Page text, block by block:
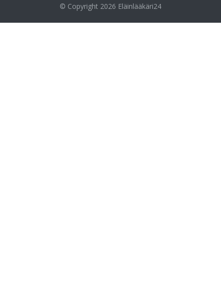
© Copyright 2026 Eläinlääkäri24